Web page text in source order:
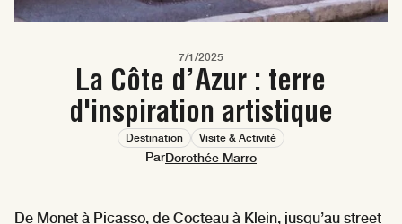
7/1/2025
La Côte d’Azur : terre
d'inspiration artistique
Destination Visite & Activité
ParDorothée Marro
De Monet à Picasso, de Cocteau à Klein, jusqu’au street